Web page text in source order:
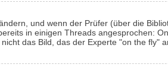
und wenn der Prüfer (über die
in einigen Threads angesprochen:
das Bild, das der Experte "on the fly"